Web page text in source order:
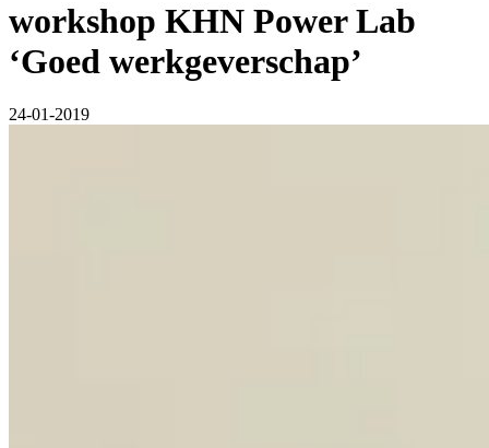
workshop KHN Power Lab
‘Goed werkgeverschap’
24-01-2019